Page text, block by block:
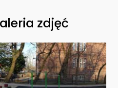
zdjęć